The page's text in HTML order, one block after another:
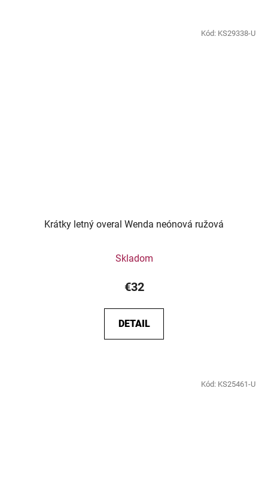
Krátky letný overal Wenda neónová ružová
Skladom
€32
DETAIL
Kód: KS29338-U
Kód: KS25461-U